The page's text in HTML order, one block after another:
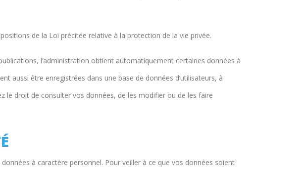
de la Loi précitée relative à la protection de la vie privée.
l’administration obtient automatiquement certaines données à
aussi être enregistrées dans une base de données d’utilisateurs, à
le droit de consulter vos données, de les modifier ou de les faire
à caractère personnel. Pour veiller à ce que vos données soient